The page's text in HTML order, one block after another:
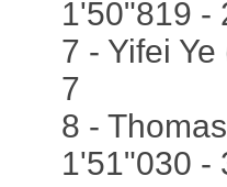
1'50"819 -
7 - Yifei
7
8 -
1'51"030 -